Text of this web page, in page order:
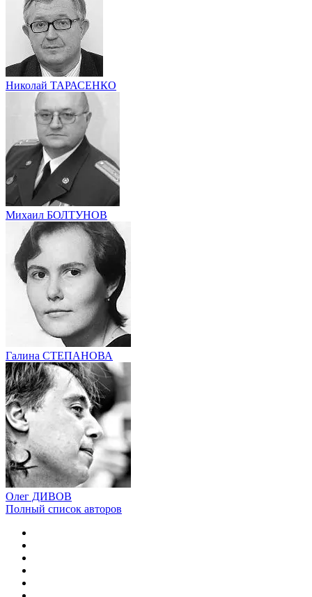
Николай ТАРАСЕНКО
Михаил БОЛТУНОВ
Галина СТЕПАНОВА
Олег ДИВОВ
Полный список авторов